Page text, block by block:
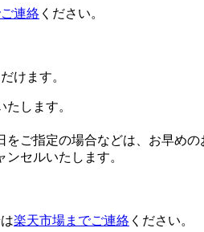
連絡 ください。
けます。
します。
ご指定の場合などは、お早めの
セルいたします。
楽天市場までご連絡 ください。